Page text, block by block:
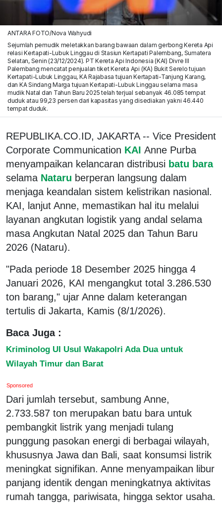
ANTARA FOTO/Nova Wahyudi
Sejumlah pemudik meletakkan barang bawaan dalam gerbong Kereta Api
relasi Kertapati-Lubuk Linggau di Stasiun Kertapati Palembang, Sumatera
Selatan, Senin (23/12/2024). PT Kereta Api Indonesia (KAI) Divre III
Palembang mencatat penjualan tiket Kereta Api (KA) Bukit Serelo tujuan
Kertapati-Lubuk Linggau, KA Rajabasa tujuan Kertapati-Tanjung Karang,
dan KA Sindang Marga tujuan Kertapati-Lubuk Linggau selama masa
mudik Natal dan Tahun Baru 2025 telah terjual sebanyak 46.085 tempat
duduk atau 99,23 persen dari kapasitas yang disediakan yakni 46.440
tempat duduk.
REPUBLIKA.CO.ID, JAKARTA -- Vice President
Corporate Communication KAI Anne Purba
menyampaikan kelancaran distribusi batu bara
selama Nataru berperan langsung dalam
menjaga keandalan sistem kelistrikan nasional.
KAI, lanjut Anne, memastikan hal itu melalui
layanan angkutan logistik yang andal selama
masa Angkutan Natal 2025 dan Tahun Baru
2026 (Nataru).
"Pada periode 18 Desember 2025 hingga 4
Januari 2026, KAI mengangkut total 3.286.530
ton barang," ujar Anne dalam keterangan
tertulis di Jakarta, Kamis (8/1/2026).
Baca Juga :
Kriminolog UI Usul Wakapolri Ada Dua untuk
Wilayah Timur dan Barat
Sponsored
Dari jumlah tersebut, sambung Anne,
2.733.587 ton merupakan batu bara untuk
pembangkit listrik yang menjadi tulang
punggung pasokan energi di berbagai wilayah,
khususnya Jawa dan Bali, saat konsumsi listrik
meningkat signifikan. Anne menyampaikan libur
panjang identik dengan meningkatnya aktivitas
rumah tangga, pariwisata, hingga sektor usaha.